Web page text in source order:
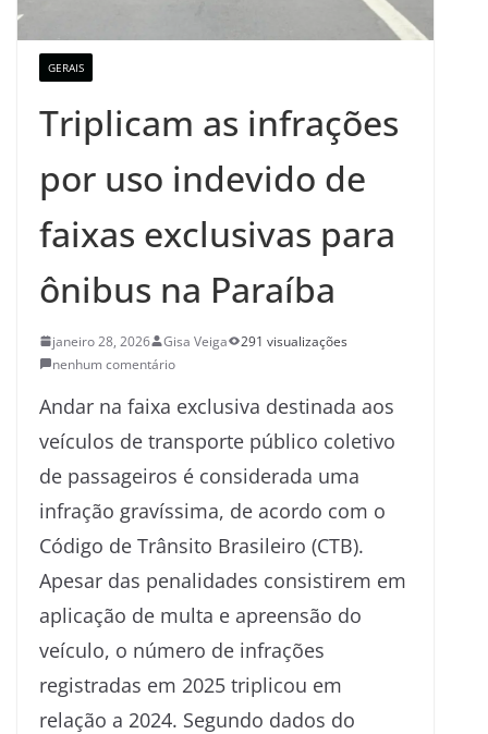
GERAIS
Triplicam as infrações
por uso indevido de
faixas exclusivas para
ônibus na Paraíba
janeiro 28, 2026 Gisa Veiga
291 visualizações
nenhum comentário
Andar na faixa exclusiva destinada aos
veículos de transporte público coletivo
de passageiros é considerada uma
infração gravíssima, de acordo com o
Código de Trânsito Brasileiro (CTB).
Apesar das penalidades consistirem em
aplicação de multa e apreensão do
veículo, o número de infrações
registradas em 2025 triplicou em
relação a 2024. Segundo dados do